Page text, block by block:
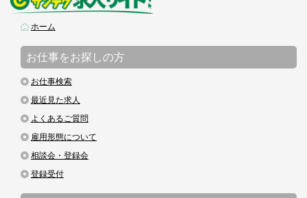
ホーム
お仕事をお探しの方
お仕事検索
最近見た求人
よくあるご質問
雇用形態について
相談会・登録会
登録受付